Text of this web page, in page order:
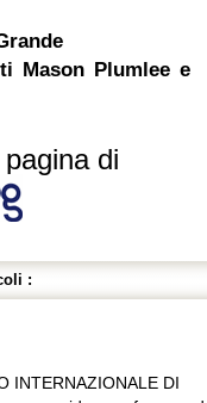
Mason Plumlee e
di
:
INTERNAZIONALE DI